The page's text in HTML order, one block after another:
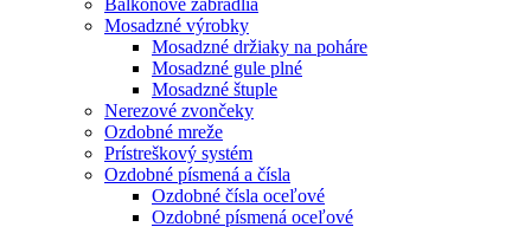
Mosadzné výrobky
Mosadzné držiaky na poháre
Mosadzné gule plné
Mosadzné štuple
Nerezové zvončeky
Ozdobné mreže
Prístreškový systém
Ozdobné písmená a čísla
Ozdobné čísla oceľové
Ozdobné písmená oceľové